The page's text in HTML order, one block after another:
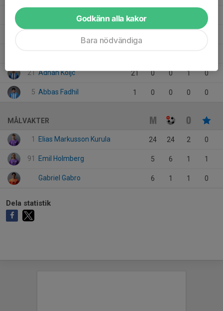
Gustav Rydberg 4 0
21 Adnan Koijc 21 0 0 1 0
5 Abbas Fadhil 1 0 0 0 0
MÅLVAKTER
1 Elias Markusson Kurula 24 24 2 0
91 Emil Holmberg 5 6 1 1
Gabriel Gabro 6 1 1 0
Dela statistik
Godkänn alla kakor
Bara nödvändiga